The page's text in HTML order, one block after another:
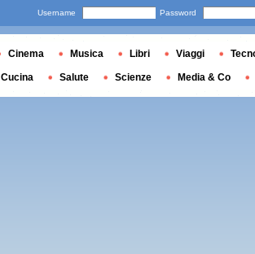
Username Password
Cinema Musica Libri Viaggi
Cucina Salute Scienze Media & Co